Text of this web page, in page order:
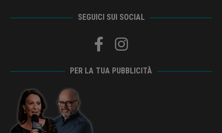
SEGUICI SUI SOCIAL
PER LA TUA PUBBLICITÀ